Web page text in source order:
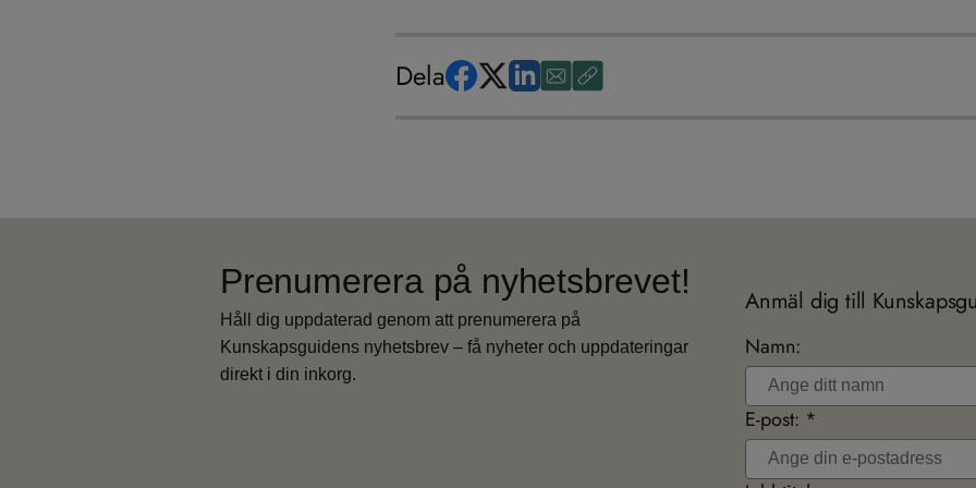
Dela
Prenumerera på nyhetsbrevet!
Håll dig uppdaterad genom att prenumerera på
Kunskapsguidens nyhetsbrev – få nyheter och uppdateringar
direkt i din inkorg.
Anmäl dig till
Namn:
E-post: *